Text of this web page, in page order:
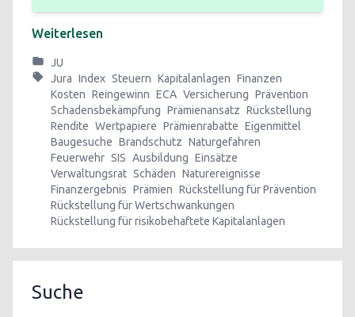
Weiterlesen
JU
Jura Index Steuern Kapitalanlagen Finanzen
Kosten Reingewinn ECA Versicherung Prävention
Schadensbekämpfung Prämienansatz Rückstellung
Rendite Wertpapiere Prämienrabatte Eigenmittel
Baugesuche Brandschutz Naturgefahren
Feuerwehr SIS Ausbildung Einsätze
Verwaltungsrat Schäden Naturereignisse
Finanzergebnis Prämien Rückstellung für Prävention
Rückstellung für Wertschwankungen
Rückstellung für risikobehaftete Kapitalanlagen
Suche